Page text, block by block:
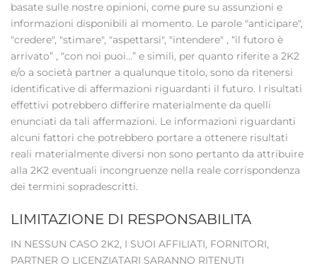
basate sulle nostre opinioni, come pure su assunzioni e
informazioni disponibili al momento. Le parole "anticipare",
"credere", "stimare", "aspettarsi", "intendere" , “il futoro è
arrivato” , “con noi puoi…” e simili, per quanto riferite a 2K2
e/o a società partner a qualunque titolo, sono da ritenersi
identificative di affermazioni riguardanti il futuro. I risultati
effettivi potrebbero differire materialmente da quelli
enunciati da tali affermazioni. Le informazioni riguardanti
alcuni fattori che potrebbero portare a ottenere risultati
reali materialmente diversi non sono pertanto da attribuire
alla 2K2 eventuali incongruenze nella reale corrispondenza
dei termini sopradescritti.
LIMITAZIONE DI RESPONSABILITA
IN NESSUN CASO 2K2, I SUOI AFFILIATI, FORNITORI,
PARTNER O LICENZIATARI SARANNO RITENUTI